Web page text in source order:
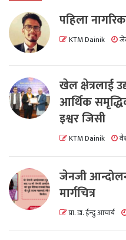
पहिला
KTM Dainik
खेल क्षेत्रलाई
आर्थिक
इश्वर जिसी
KTM Dainik
जेनजी
मार्गचित्र
प्रा. डा. ईन्दु आचार्य